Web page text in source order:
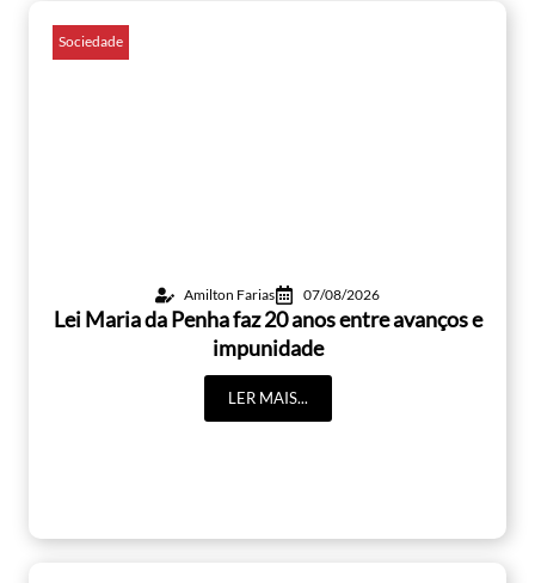
Sociedade
Amilton Farias 07/08/2026
Lei Maria da Penha faz 20 anos entre avanços e
impunidade
LER MAIS...